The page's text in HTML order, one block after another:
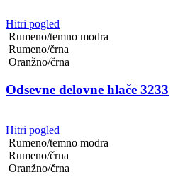
Hitri pogled
Rumeno/temno modra
Rumeno/črna
Oranžno/črna
Odsevne delovne hlače 3233
Hitri pogled
Rumeno/temno modra
Rumeno/črna
Oranžno/črna